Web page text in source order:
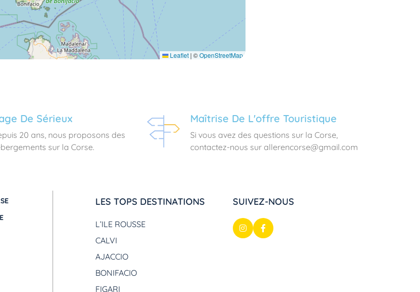
Leaflet | ©OpenStreetMap
De Sérieux
20 ans, nous proposons des
sur la Corse.
Maîtrise De L'offre Touristique
Si vous avez des questions sur la Corse,
contactez-nous sur allerencorse@gmail.com
LES TOPS DESTINATIONS
L’ILE ROUSSE
CALVI
AJACCIO
BONIFACIO
FIGARI
SUIVEZ-NOUS